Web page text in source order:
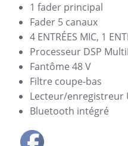
1 fader principal
Fader 5 canaux
4 ENTRÉES MIC, 1
Processeur DSP
Fantôme 48 V
Filtre coupe-bas
Lecteur/enregistreur
Bluetooth intégré